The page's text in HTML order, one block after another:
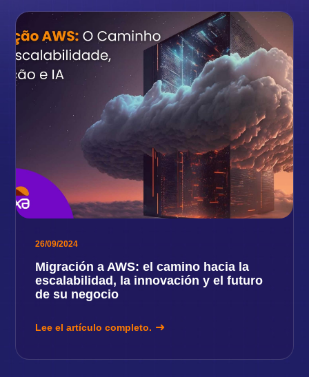
26/09/2024
Migración a AWS: el camino hacia la
escalabilidad, la innovación y el futuro
de su negocio
Lee el artículo completo.